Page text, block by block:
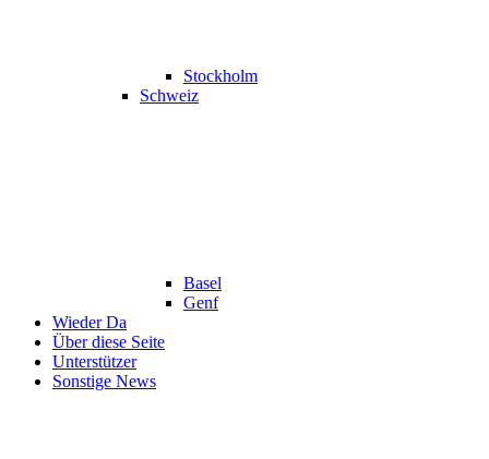
Stockholm
Schweiz
Basel
Genf
Wieder Da
Über diese Seite
Unterstützer
Sonstige News